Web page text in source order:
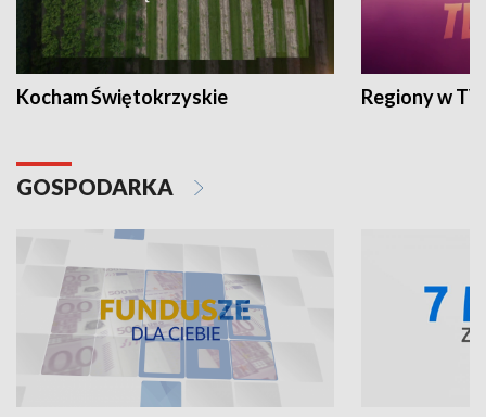
Kocham Świętokrzyskie Regiony w
GOSPODARKA